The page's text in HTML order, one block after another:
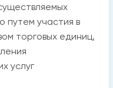
путем участия в
торговых единиц,
услуг